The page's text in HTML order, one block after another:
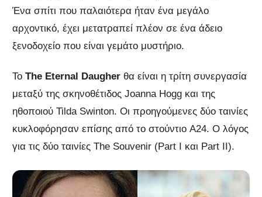
Ένα σπίτι που παλαιότερα ήταν ένα μεγάλο
αρχοντικό, έχει μετατραπεί πλέον σε ένα άδειο
ξενοδοχείο που είναι γεμάτο μυστήριο.
Το The Eternal Daugher θα είναι η τρίτη συνεργασία
μεταξύ της σκηνοθέτιδος Joanna Hogg και της
ηθοποιού Tilda Swinton. Οι προηγούμενες δύο ταινίες
κυκλοφόρησαν επίσης από το στούντιο A24. Ο λόγος
για τις δύο ταινίες The Souvenir (Part I και Part II).